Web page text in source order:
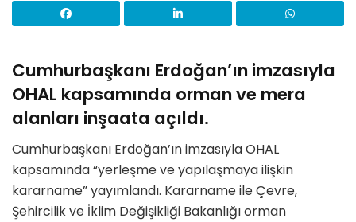
Cumhurbaşkanı Erdoğan’ın imzasıyla
OHAL kapsamında orman ve mera
alanları inşaata açıldı.
Cumhurbaşkanı Erdoğan’ın imzasıyla OHAL
kapsamında “yerleşme ve yapılaşmaya ilişkin
kararname” yayımlandı. Kararname ile Çevre,
Şehircilik ve İklim Değişikliği Bakanlığı orman